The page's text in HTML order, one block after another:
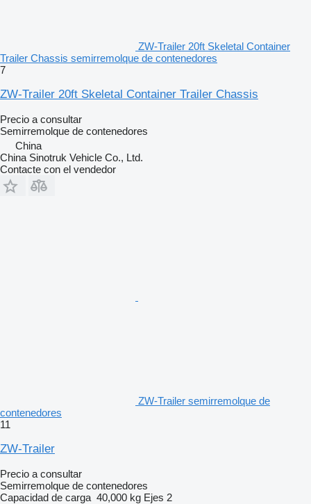
ZW-Trailer 20ft Skeletal Container
Trailer Chassis semirremolque de contenedores
7
ZW-Trailer 20ft Skeletal Container Trailer Chassis
Precio a consultar
Semirremolque de contenedores
China
China Sinotruk Vehicle Co., Ltd.
Contacte con el vendedor
ZW-Trailer semirremolque de
contenedores
11
ZW-Trailer
Precio a consultar
Semirremolque de contenedores
Capacidad de carga 40,000 kg Ejes 2